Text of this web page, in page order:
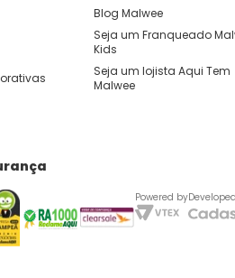
Blog Malwee
Seja um Franqueado
Kids
Seja um lojista Aqui Tem
Malwee
Powered by